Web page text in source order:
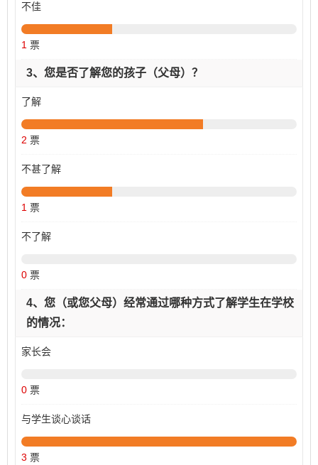
不佳
1 票
3、您是否了解您的孩子（父母）？
了解
2 票
不甚了解
1 票
不了解
0 票
4、您（或您父母）经常通过哪种方式了解学生在学校
的情况：
家长会
0 票
与学生谈心谈话
3 票